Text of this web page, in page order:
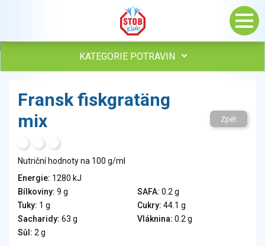
KATEGORIE POTRAVIN
Vejce
Mléko
Sýry
Veganské a vegetariánské výrobky
Tuky
Obiloviny, mouka, cereální výrobky
Chléb, pečivo, křehké chleby, pufované výrobky
Přílohy
Ovoce
Fransk fiskgratäng
mix
Zpět
Nutriční hodnoty na 100 g/ml
Energie: 1280 kJ
Bílkoviny: 9 g SAFA: 0.2 g
Tuky: 1 g Cukry: 44.1 g
Sacharidy: 63 g Vláknina: 0.2 g
Sůl: 2 g